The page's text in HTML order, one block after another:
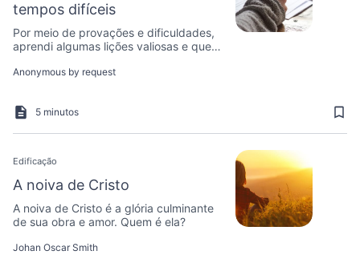
tempos difíceis
Por meio de provações e dificuldades,
aprendi algumas lições valiosas e quero
Anonymous by request
5 minutos
Edificação
A noiva de Cristo
A noiva de Cristo é a glória culminante
de sua obra e amor. Quem é ela?
Johan Oscar Smith